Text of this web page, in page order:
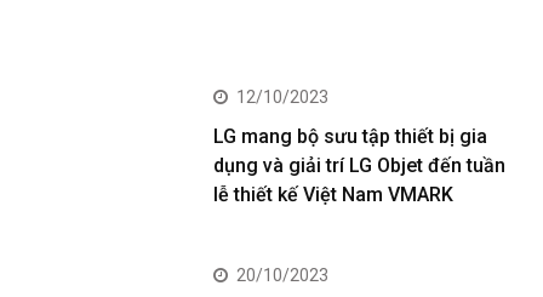
12/10/2023
LG mang bộ sưu tập thiết bị gia
dụng và giải trí LG Objet đến tuần
lễ thiết kế Việt Nam VMARK
20/10/2023